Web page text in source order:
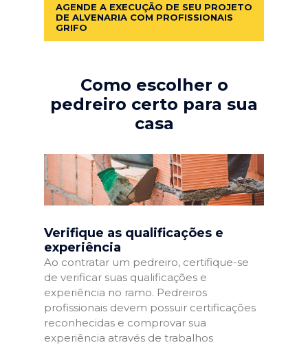
AGENDE A EXECUÇÃO DE SEU PROJETO
DE ALVENARIA COM PROFISSIONAIS
GRIFO
Como escolher o
pedreiro certo para sua
casa
Verifique as qualificações e
experiência
Ao contratar um pedreiro, certifique-se
de verificar suas qualificações e
experiência no ramo. Pedreiros
profissionais devem possuir certificações
reconhecidas e comprovar sua
experiência através de trabalhos